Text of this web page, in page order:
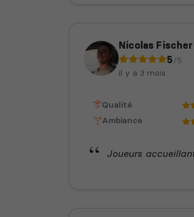
Nicolas Fischer
5/5
il y a 3 mois
Qualité
Ambiance
Joueurs